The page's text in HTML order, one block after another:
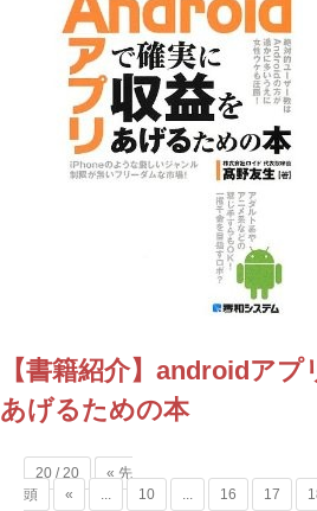
【書籍紹介】androidア
あげるための本
20 / 20
« 先
頭
« 10 16 17